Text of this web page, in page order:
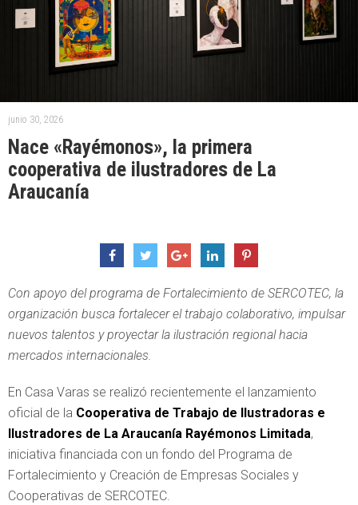
junio 30, 2026
Nace «Rayémonos», la primera
cooperativa de ilustradores de La
Araucanía
Con apoyo del programa de Fortalecimiento de SERCOTEC, la
organización busca fortalecer el trabajo colaborativo, impulsar
nuevos talentos y proyectar la ilustración regional hacia
mercados internacionales.
En Casa Varas se realizó recientemente el lanzamiento
oficial de la Cooperativa de Trabajo de Ilustradoras e
Ilustradores de La Araucanía Rayémonos Limitada,
iniciativa financiada con un fondo del Programa de
Fortalecimiento y Creación de Empresas Sociales y
Cooperativas de SERCOTEC.